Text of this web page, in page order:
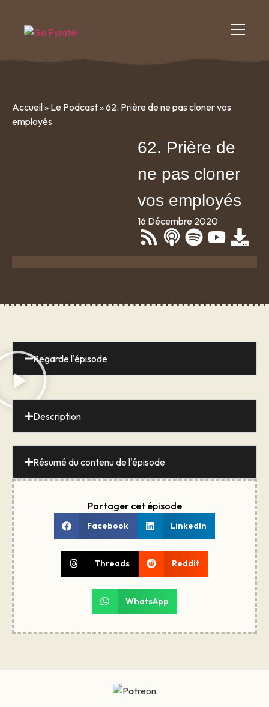
Accueil» Le Podcast»62. Prière de ne pas cloner vos
employés
62. Prière de
ne pas cloner
vos employés
16 Décembre 2020
Regarde l'épisode
Description
Résumé du contenu de l'épisode
Partager cet épisode
Facebook LinkedIn
Threads Reddit
WhatsApp